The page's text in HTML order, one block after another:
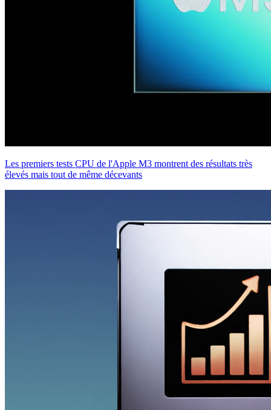
Les premiers tests CPU de l'Apple M3 montrent des résultats très
élevés mais tout de même décevants